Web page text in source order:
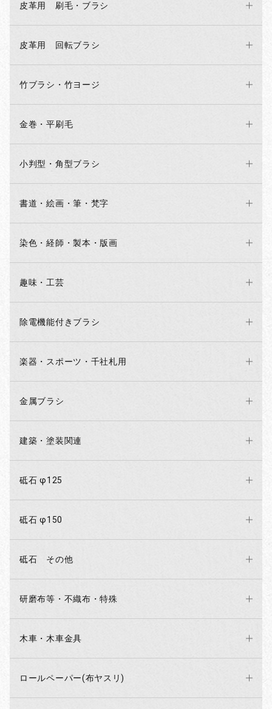
皮革用 刷毛・ブラシ
皮革用 回転ブラシ
竹ブラシ・竹ヨージ
金巻・平刷毛
小判型・角型ブラシ
書道・絵画・筆・梵字
染色・経師・製本・版画
趣味・工芸
除電機能付きブラシ
楽器・スポーツ・千社札用
金属ブラシ
建築・塗装関連
砥石 φ125
砥石 φ150
砥石 その他
研磨布等・不織布・特殊
木車・木車金具
ロールペーパー(布ヤスリ)